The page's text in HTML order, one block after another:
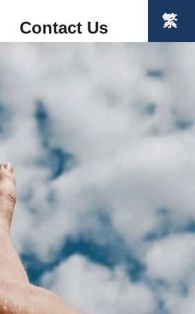
Contact Us 繁